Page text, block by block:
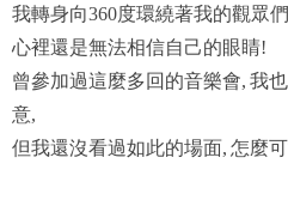
我轉身向360度環繞著我的觀眾
心裡還是無法相信自己的眼睛!
曾參加過這麼多回的音樂會, 我
意,
但我還沒看過如此的場面, 怎麼